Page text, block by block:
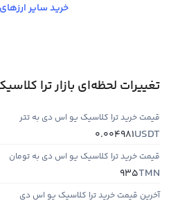
خرید سایر
تغییرات لحظه‌ای بازار ترا
قیمت خرید ترا کلاسیک یو اس دی به تتر
USDT
0.004981
قیمت خرید ترا کلاسیک یو اس دی به تومان
TMN
935
آخرین قیمت خرید ترا کلاسیک یو اس دی